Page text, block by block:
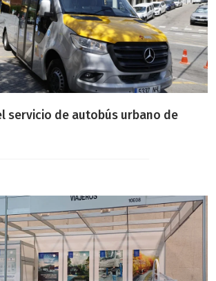
servicio de autobús urbano de